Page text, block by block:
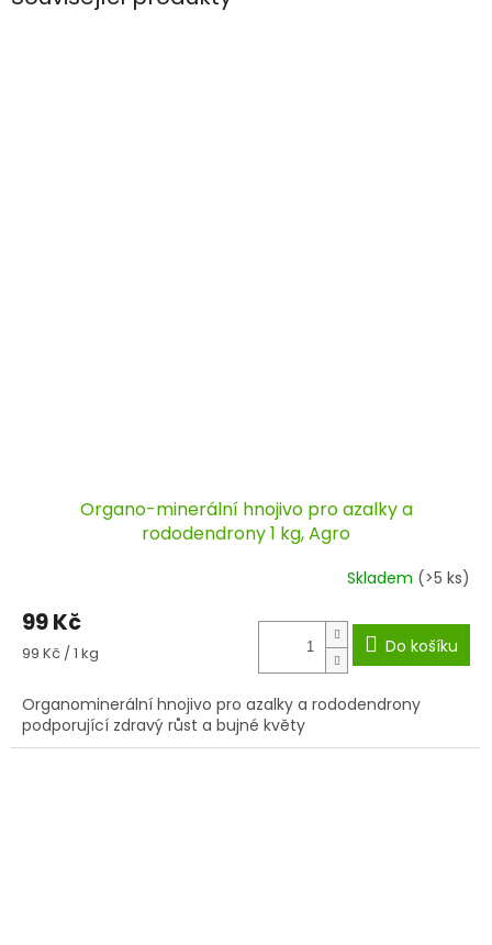
Organo-minerální hnojivo pro azalky a
rododendrony 1 kg, Agro
Skladem (>5 ks)
99 Kč
Měrná
99 Kč / 1 kg Do košíku
Organominerální hnojivo pro azalky a rododendrony
podporující zdravý růst a bujné květy